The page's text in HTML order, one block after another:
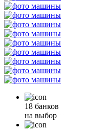
18 банков
на выбор